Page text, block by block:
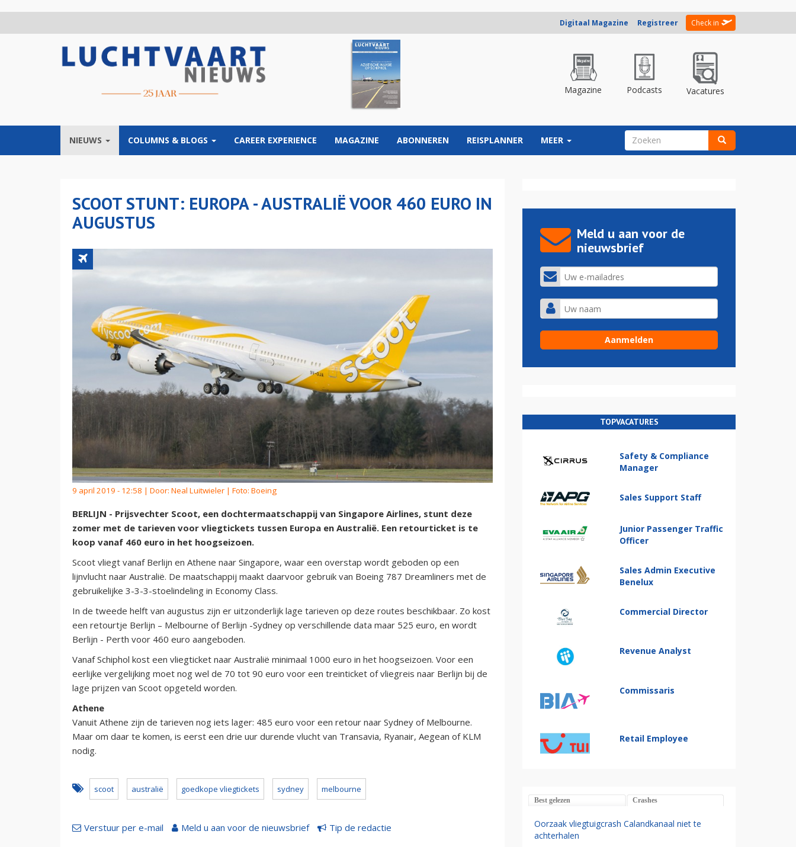
Digitaal Magazine Registreer Check in
Magazine Podcasts Vacatures
NIEUWS COLUMNS & BLOGS CAREER EXPERIENCE MAGAZINE ABONNEREN REISPLANNER MEER ZOEKVELD
SCOOT STUNT: EUROPA - AUSTRALIË VOOR 460 EURO IN
AUGUSTUS
9 april 2019 - 12:58 | Door: Neal Luitwieler | Foto: Boeing
BERLIJN - Prijsvechter Scoot, een dochtermaatschappij van Singapore Airlines, stunt deze
zomer met de tarieven voor vliegtickets tussen Europa en Australië. Een retourticket is te
koop vanaf 460 euro in het hoogseizoen.
Scoot vliegt vanaf Berlijn en Athene naar Singapore, waar een overstap wordt geboden op een
lijnvlucht naar Australië. De maatschappij maakt daarvoor gebruik van Boeing 787 Dreamliners met de
gebruikelijke 3-3-3-stoelindeling in Economy Class.
In de tweede helft van augustus zijn er uitzonderlijk lage tarieven op deze routes beschikbaar. Zo kost
een retourtje Berlijn – Melbourne of Berlijn -Sydney op verschillende data maar 525 euro, en wordt
Berlijn - Perth voor 460 euro aangeboden.
Vanaf Schiphol kost een vliegticket naar Australië minimaal 1000 euro in het hoogseizoen. Voor een
eerlijke vergelijking moet nog wel de 70 tot 90 euro voor een treinticket of vliegreis naar Berlijn bij de
lage prijzen van Scoot opgeteld worden.
Athene
Vanuit Athene zijn de tarieven nog iets lager: 485 euro voor een retour naar Sydney of Melbourne.
Maar om daar te komen, is eerst een drie uur durende vlucht van Transavia, Ryanair, Aegean of KLM
nodig.
scoot australië goedkope vliegtickets sydney melbourne
Verstuur per e-mail Meld u aan voor de nieuwsbrief Tip de redactie
Meld u aan voor de
nieuwsbrief
TOPVACATURES
Safety & Compliance
Manager
Sales Support Staff
Junior Passenger Traffic
Officer
Sales Admin Executive
Benelux
Commercial Director
Revenue Analyst
Commissaris
Retail Employee
Best gelezen Crashes
Oorzaak vliegtuigcrash Calandkanaal niet te
achterhalen